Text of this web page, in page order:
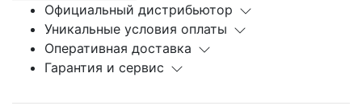
Официальный дистрибьютор
Уникальные условия оплаты
Оперативная доставка
Гарантия и сервис